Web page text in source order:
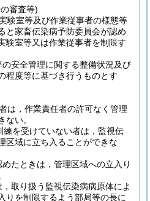
審査等)
験室等及び作業従事者の様態等
と家畜伝染病予防委員会が認め
験室等又は作業従事者を制限す
安全管理に関する整備状況及び
程度等に基づき行うものとす
は，作業責任者の許可なく管理
ない。
練を受けていない者は，監視伝
区域に立ち入ることができな
たときは，管理区域への立入り
取り扱う監視伝染病病原体によ
りを制限するよう部局等の長に